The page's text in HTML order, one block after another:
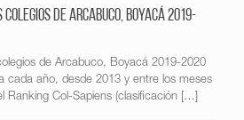
de Arcabuco, Boyacá 2019-
de Arcabuco, Boyacá 2019-2020
cada año, desde 2013 y entre los meses
Ranking Col-Sapiens (clasificación […]